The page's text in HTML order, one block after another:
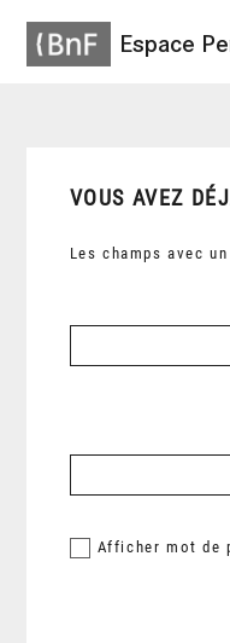
Espace
VOUS AVEZ
Les champs avec
Afficher mot de